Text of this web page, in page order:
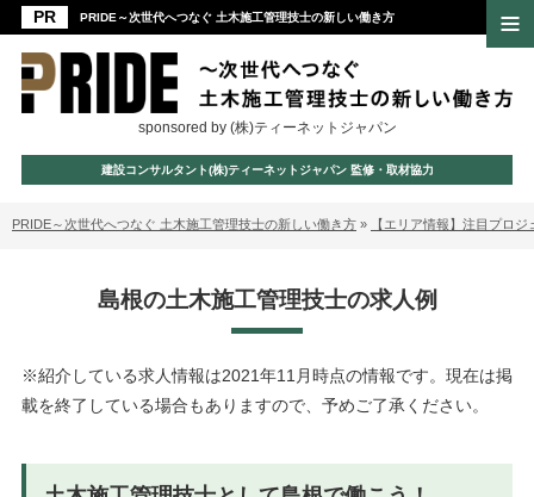
PRIDE～次世代へつなぐ 土木施工管理技士の新しい働き方
sponsored by (株)ティーネットジャパン
建設コンサルタント(株)ティーネットジャパン 監修・取材協力
PRIDE～次世代へつなぐ 土木施工管理技士の新しい働き方 » 【エリア情報】注目プロ
島根の土木施工管理技士の求人例
※紹介している求人情報は2021年11月時点の情報です。現在は掲
載を終了している場合もありますので、予めご了承ください。